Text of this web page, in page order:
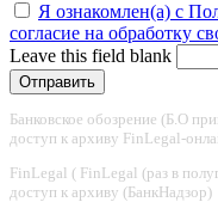
Я ознакомлен(а) с
согласие на обработку
Leave this field blank
Банковское обозрение (Б.О
доступ к архиву FinLegal-
FinLegal ( FinLegal (раз в
доступ к архиву (БанкНадзор)